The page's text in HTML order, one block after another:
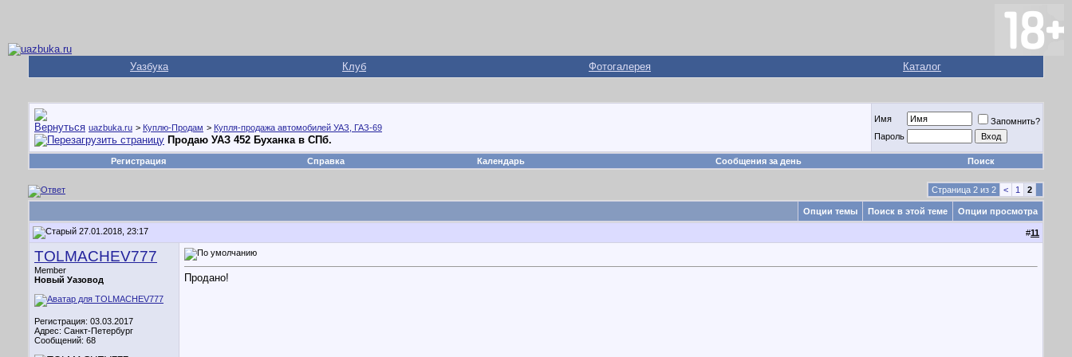
Уазбука Клуб Фотогалерея Каталог
uazbuka.ru > Куплю-Продам > Купля-продажа автомобилей УАЗ, ГАЗ-69
Продаю УАЗ 452 Буханка в СПб.
Имя
Запомнить?
Пароль
Регистрация Справка Календарь Сообщения за день Поиск
Страница 2 из 2 < 1 2
Опции темы Поиск в этой теме Опции просмотра
27.01.2018, 23:17 #11
TOLMACHEV777
Member
Новый Уазовод
Регистрация: 03.03.2017
Адрес: Санкт-Петербург
Сообщений: 68
Продано!